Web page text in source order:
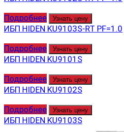
Подробнее
Узнать цену
ИБП HIDEN KU9103S-RT PF=1.0
Подробнее
Узнать цену
ИБП HIDEN KU9101S
Подробнее
Узнать цену
ИБП HIDEN KU9102S
Подробнее
Узнать цену
ИБП HIDEN KU9103S